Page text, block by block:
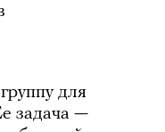
для
задача —